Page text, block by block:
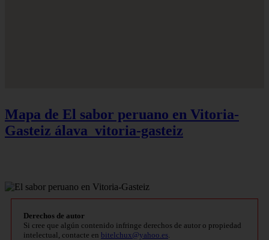
Mapa de El sabor peruano en Vitoria-
Gasteiz álava_vitoria-gasteiz
Derechos de autor
Si cree que algún contenido infringe derechos de autor o propiedad
intelectual, contacte en bitelchux@yahoo.es